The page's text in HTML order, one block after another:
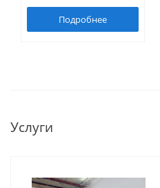
Подробнее
Услуги